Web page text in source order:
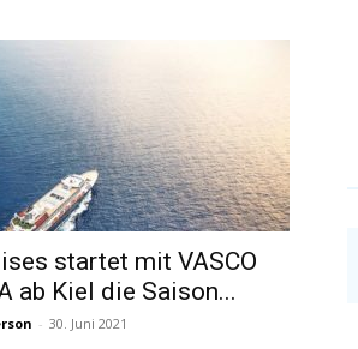
und
Reiseempfehlungen.
startet mit VASCO
ab Kiel die Saison...
- 30. Juni 2021